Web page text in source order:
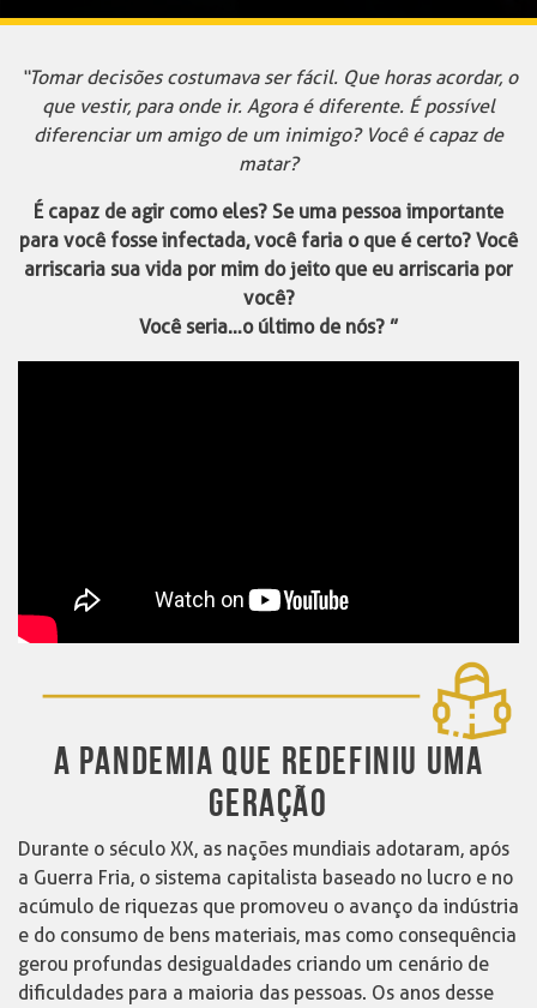
“Tomar decisões costumava ser fácil. Que horas acordar, o
que vestir, para onde ir. Agora é diferente. É possível
diferenciar um amigo de um inimigo? Você é capaz de
matar?
É capaz de agir como eles? Se uma pessoa importante
para você fosse infectada, você faria o que é certo? Você
arriscaria sua vida por mim do jeito que eu arriscaria por
você?
Você seria…o último de nós? ”
A PANDEMIA QUE REDEFINIU UMA
GERAÇÃO
Durante o século XX, as nações mundiais adotaram, após
a Guerra Fria, o sistema capitalista baseado no lucro e no
acúmulo de riquezas que promoveu o avanço da indústria
e do consumo de bens materiais, mas como consequência
gerou profundas desigualdades criando um cenário de
dificuldades para a maioria das pessoas. Os anos desse